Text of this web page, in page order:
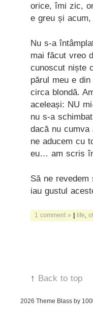
orice, îmi zic,
e greu și
Nu s-a
mai făcut vreo
cunoscut niște
părul meu e
circa blondă.
aceleași: NU
nu s-a
dacă nu
ne aducem cu
eu… am scris
Să ne
iau gustul
1 comment » | life
↑ Back to top
2026 Theme Blass by